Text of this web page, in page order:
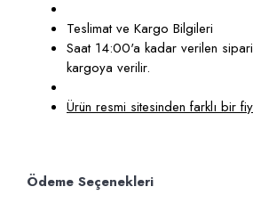
Teslimat ve Kargo Bilgileri
Saat 14:00'a kadar verilen
kargoya verilir.
Ürün resmi sitesinden farklı bir
Ödeme Seçenekleri